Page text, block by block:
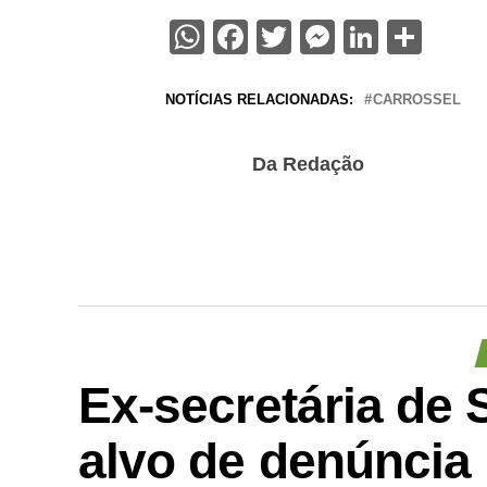
WhatsApp
Facebook
Twitter
NOTÍCIAS RELACIONADAS: CARROSSEL
Da Redação
Ex-secretária de
alvo de